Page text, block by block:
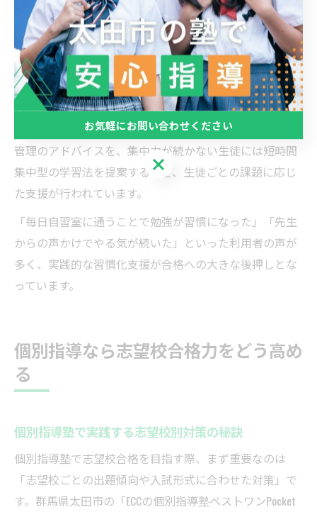
成や自習スペースの提供など、習慣化を徹底サポートし
ています。自習時間の管理や学習記録のフィードバック
により、継続した学びの姿勢が自然と身につきます。
また、講師が定期的に面談を実施し、学習意欲の維持や
目標設定をサポートすることで、モチベーションの低下
を防ぎます。例えば、部活動と両立したい生徒には時間
管理のアドバイスを、集中力が続かない生徒には短時間
集中型の学習法を提案するなど、生徒ごとの課題に応じ
た支援が行われています。
「毎日自習室に通うことで勉強が習慣になった」「先生
からの声かけでやる気が続いた」といった利用者の声が
多く、実践的な習慣化支援が合格への大きな後押しとな
っています。
個別指導なら志望校合格力をどう高め
る
個別指導塾で実践する志望校別対策の秘訣
個別指導塾で志望校合格を目指す際、まず重要なのは
「志望校ごとの出題傾向や入試形式に合わせた対策」で
す。群馬県太田市の「ECCの個別指導塾ベストワンPocket
お気軽にお問い合わせください
お気軽にお問い合わせください